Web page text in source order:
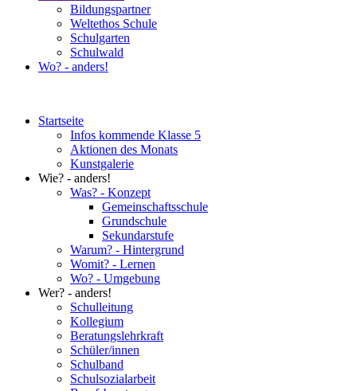
Bildungspartner
Weltethos Schule
Schulgarten
Schulwald
Wo? - anders!
Startseite
Infos kommende Klasse 5
Aktionen des Monats
Kunstgalerie
Wie? - anders!
Was? - Konzept
Gemeinschaftsschule
Grundschule
Sekundarstufe
Warum? - Hintergrund
Womit? - Lernen
Wo? - Umgebung
Wer? - anders!
Schulleitung
Kollegium
Beratungslehrkraft
Schüler/innen
Schulband
Schulsozialarbeit